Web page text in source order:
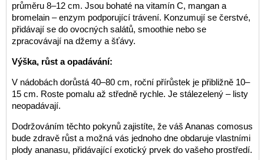
průměru 8–12 cm. Jsou bohaté na vitamín C, mangan a
bromelain – enzym podporující trávení. Konzumují se čerstvé,
přidávají se do ovocných salátů, smoothie nebo se
zpracovávají na džemy a šťávy.
Výška, růst a opadávání:
V nádobách dorůstá 40–80 cm, roční přírůstek je přibližně 10–
15 cm. Roste pomalu až středně rychle. Je stálezelený – listy
neopadávají.
Dodržováním těchto pokynů zajistíte, že váš Ananas comosus
bude zdravě růst a možná vás jednoho dne obdaruje vlastními
plody ananasu, přidávající exotický prvek do vašeho prostředí.